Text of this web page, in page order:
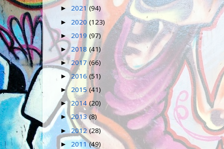
► 2021(94)
► 2020 (123)
► 2019 (97)
►2018 (41)
► 2017(66)
►2016 (51)
► 2015 (41)
►2014(20)
►2013(8)
► 2012(28)
► 2011(49)